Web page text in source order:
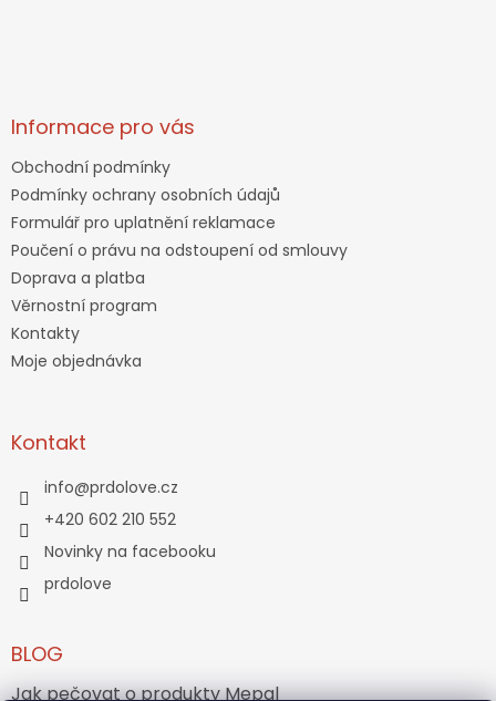
Informace pro vás
Obchodní podmínky
Podmínky ochrany osobních údajů
Formulář pro uplatnění reklamace
Poučení o právu na odstoupení od smlouvy
Doprava a platba
Věrnostní program
Kontakty
Moje objednávka
Kontakt
info@prdolove.cz
+420 602 210 552
Novinky na facebooku
prdolove
BLOG
Jak pečovat o produkty Mepal